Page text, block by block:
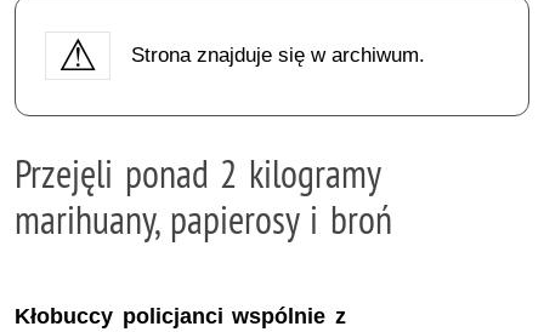
Strona znajduje się w archiwum.
Przejęli ponad 2 kilogramy
marihuany, papierosy i broń
Kłobuccy policjanci wspólnie z